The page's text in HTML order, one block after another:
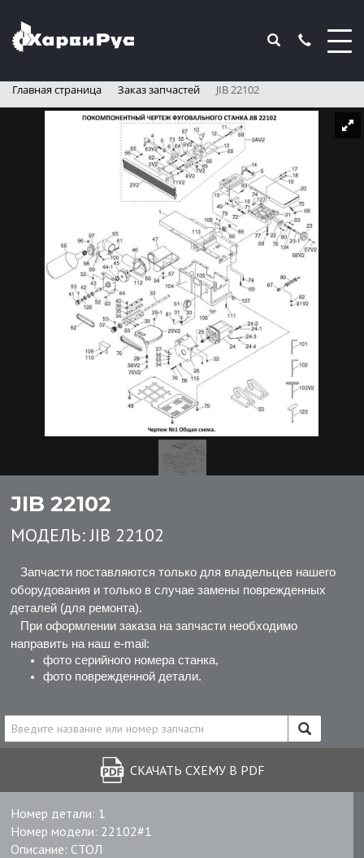
Главная страница Заказ запчастей JIB 22102
JIB 22102
МОДЕЛЬ:JIB 22102
Запчасти поставляются только для владельцев нашего
оборудования и только в случае замены поврежденных
деталей (для ремонта).
При оформлении заказа на запчасти необходимо
направить на наш e-mail:
фото серийного номера станка,
фото поврежденной детали.
СКАЧАТЬ СХЕМУ В PDF
Номер детали: 1
Номер модели: 22102#1
Описание: СТОЛ